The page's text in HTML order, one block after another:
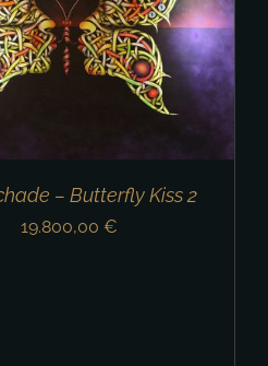
– Butterfly Kiss 2
19.800,00 €